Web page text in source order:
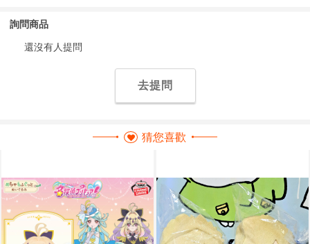
詢問商品
還沒有人提問
去提問
猜您喜歡